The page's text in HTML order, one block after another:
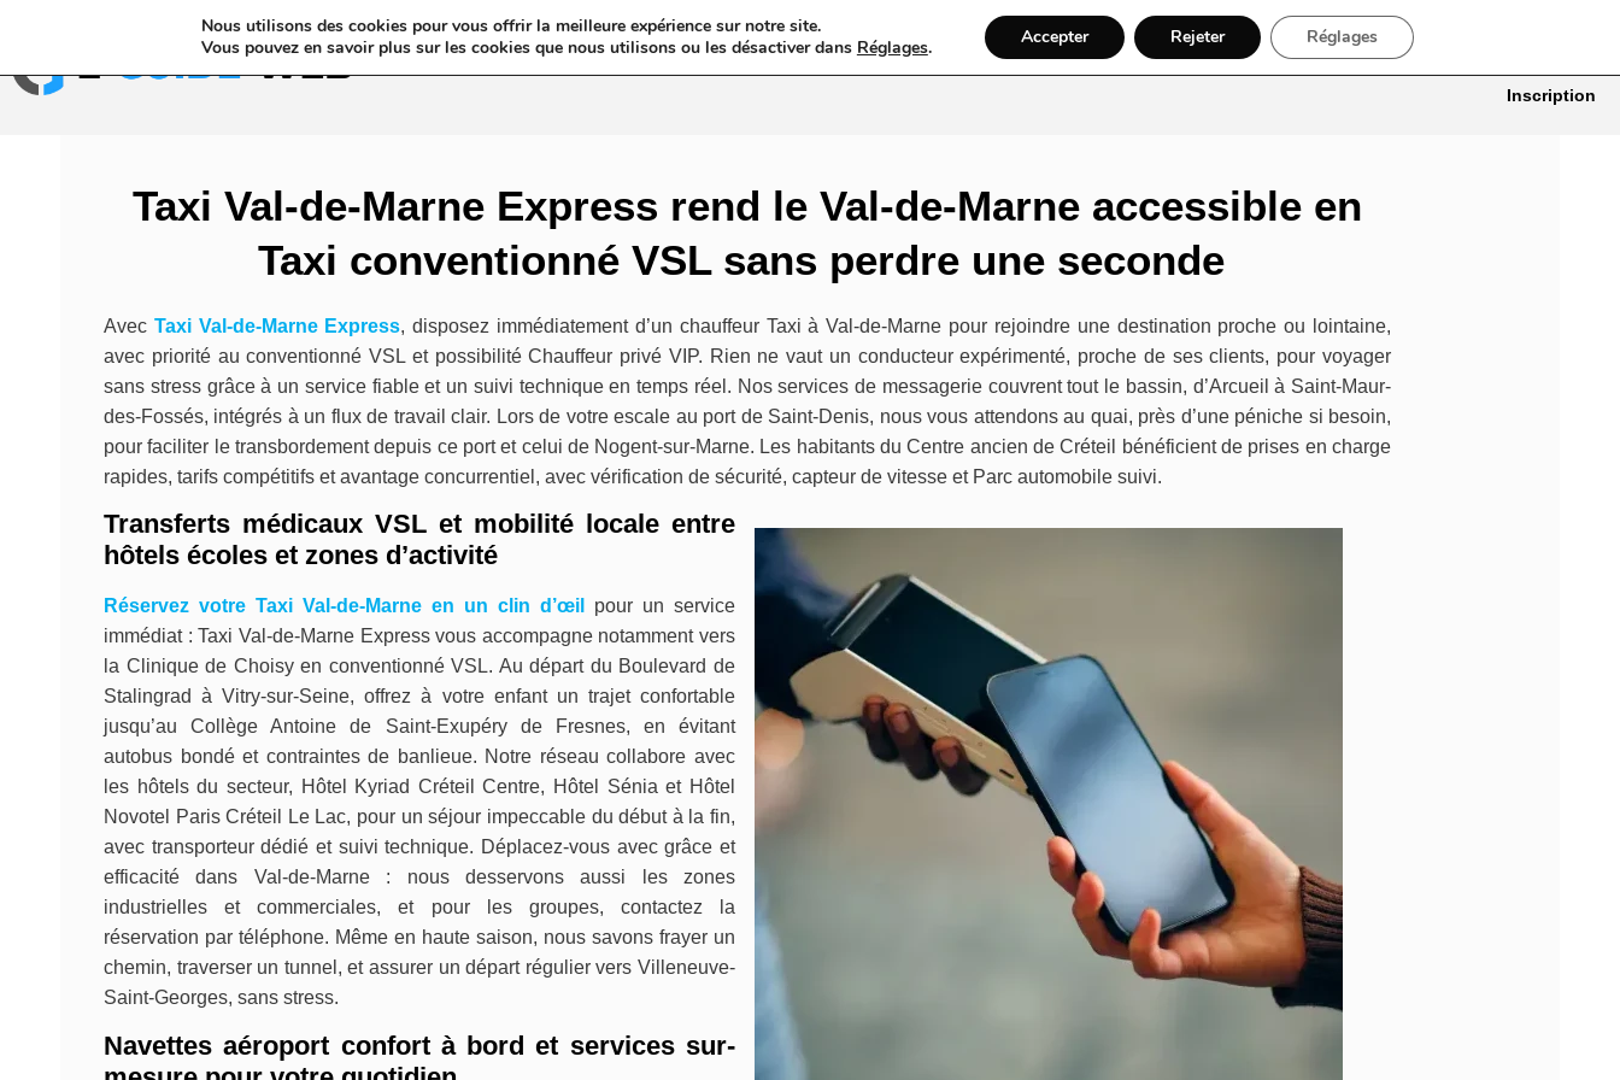
Annuaires & Blogs Web Taxi VTC Mariage Ambulance Locations De Voitures Bâtiment, Artisans & Électriciens
Inscription
Taxi Val-de-Marne Express rend le Val-de-Marne accessible en
Taxi conventionné VSL sans perdre une seconde
Avec Taxi Val-de-Marne Express, disposez immédiatement d’un chauffeur Taxi à Val-de-Marne pour rejoindre une destination proche ou lointaine,
avec priorité au conventionné VSL et possibilité Chauffeur privé VIP. Rien ne vaut un conducteur expérimenté, proche de ses clients, pour voyager
sans stress grâce à un service fiable et un suivi technique en temps réel. Nos services de messagerie couvrent tout le bassin, d’Arcueil à Saint-Maur-
des-Fossés, intégrés à un flux de travail clair. Lors de votre escale au port de Saint-Denis, nous vous attendons au quai, près d’une péniche si besoin,
pour faciliter le transbordement depuis ce port et celui de Nogent-sur-Marne. Les habitants du Centre ancien de Créteil bénéficient de prises en charge
rapides, tarifs compétitifs et avantage concurrentiel, avec vérification de sécurité, capteur de vitesse et Parc automobile suivi.
Transferts médicaux VSL et mobilité locale entre
hôtels écoles et zones d’activité
Réservez votre Taxi Val-de-Marne en un clin d’œil
pour un service
immédiat : Taxi Val-de-Marne Express vous accompagne notamment vers
la Clinique de Choisy en conventionné VSL. Au départ du Boulevard de
Stalingrad à Vitry-sur-Seine, offrez à votre enfant un trajet confortable
jusqu’au Collège Antoine de Saint-Exupéry de Fresnes, en évitant
autobus bondé et contraintes de banlieue. Notre réseau collabore avec
les hôtels du secteur, Hôtel Kyriad Créteil Centre, Hôtel Sénia et Hôtel
Novotel Paris Créteil Le Lac, pour un séjour impeccable du début à la fin,
avec transporteur dédié et suivi technique. Déplacez-vous avec grâce et
efficacité dans Val-de-Marne : nous desservons aussi les zones
industrielles et commerciales, et pour les groupes, contactez la
réservation par téléphone. Même en haute saison, nous savons frayer un
chemin, traverser un tunnel, et assurer un départ régulier vers Villeneuve-
Saint-Georges, sans stress.
Navettes aéroport confort à bord et services sur-
Nous utilisons des cookies pour vous offrir la meilleure expérience sur notre site.
Vous pouvez en savoir plus sur les cookies que nous utilisons ou les désactiver dans Réglages. Accepter Rejeter Réglages